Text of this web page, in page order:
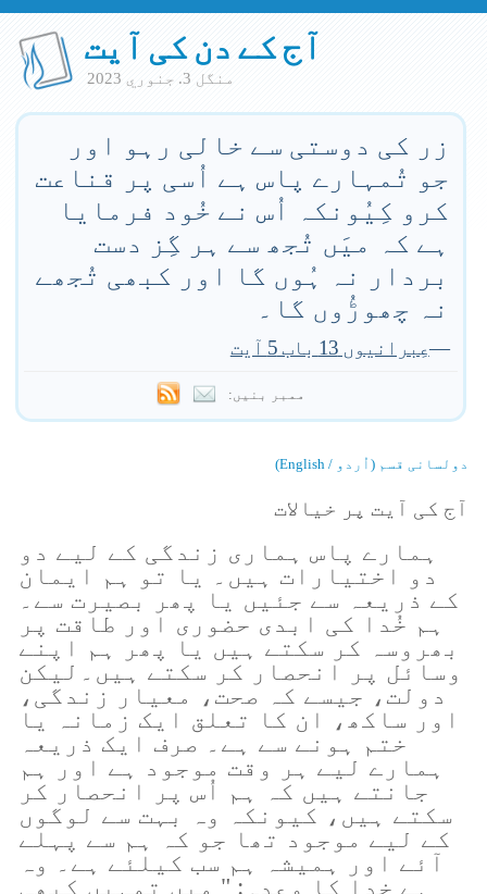
آج کے دن کی آیت
منگل 3. جنوري 2023
زر کی دوستی سے خالی رہو اور
جو تُمہارے پاس ہے اُسی پر قناعت
کرو کِیُونکہ اُس نے خُود فرمایا
ہے کہ میَں تُجھ سے ہر گِز دست
بردار نہ ہُوں گا اور کبھی تُجھے
نہ چھوڑُوں گا۔
—عِبرانیوں 13 باب 5 آیت
ممبر بنیں:
دولسانی قسم (اُردو / English)
آج کی آیت پر خیالات
ہمارے پاس ہماری زندگی کے لیے دو
دو اختیارات ہیں۔ یا تو ہم ایمان
کے ذریعہ سے جئیں یا پھر بصیرت سے۔
ہم خُدا کی ابدی حضوری اور طاقت پر
بھروسہ کر سکتے ہیں یا پھر ہم اپنے
وسائل پر انحصار کر سکتے ہیں۔لیکن
دولت، جیسے کہ صحت، معیار زندگی،
اور ساکھ، ان کا تعلق ایک زمانہ یا
ختم ہونے سے ہے۔ صرف ایک ذریعہ
ہمارے لیے ہر وقت موجود ہے اور ہم
جانتے ہیں کہ ہم اُس پر انحصار کر
سکتے ہیں، کیونکہ وہ بہت سے لوگوں
کے لیے موجود تھا جو کہ ہم سے پہلے
آئے اور ہمیشہ ہم سب کیلئے ہے۔ وہ
ہے خدا کا وعدہ: " میں تمہیں کبھی